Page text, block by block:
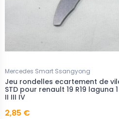
Mercedes Smart Ssangyong
Jeu rondelles ecartement de
STD pour renault 19 R19 laguna
II III IV
2,85 €